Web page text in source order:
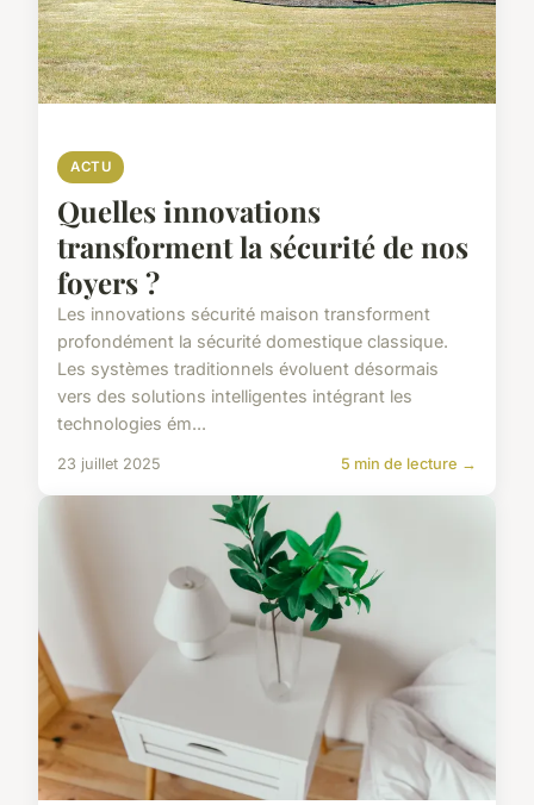
ACTU
Quelles innovations
transforment la sécurité de nos
foyers ?
Les innovations sécurité maison transforment
profondément la sécurité domestique classique.
Les systèmes traditionnels évoluent désormais
vers des solutions intelligentes intégrant les
technologies ém...
23 juillet 2025 5 min de lecture →